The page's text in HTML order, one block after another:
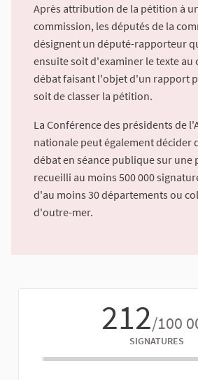
Après attribution de la pétition à
commission, les députés de la
désignent un député-rapporteur
ensuite soit d'examiner le texte au
débat faisant l'objet d'un rapport
soit de classer la pétition.
La Conférence des présidents de
nationale peut également décider
débat en séance publique sur une
recueilli au moins 500 000
d'au moins 30 départements ou
d'outre-mer.
212/100
SIGNATURES